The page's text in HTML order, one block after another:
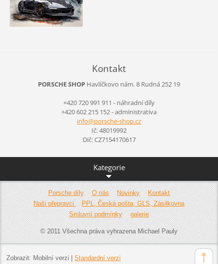
Kontakt
PORSCHE SHOP Havlíčkovo nám. 8 Rudná 252 19
+420 720 991 911 - náhradní díly
+420 602 215 152 - administrativa
info@porsche-shop.cz
Ič: 48019992
Dič: CZ7154170617
Kategorie
Porsche díly O nás Novinky
Kontakt
Naši přepravci
PPL, Česká pošta, GLS, Zásilkovna
Smluvní podmínky
galerie
© 2011 Všechna práva vyhrazena Michael Pauly
Zobrazit: Mobilní verzi Standardní verzi